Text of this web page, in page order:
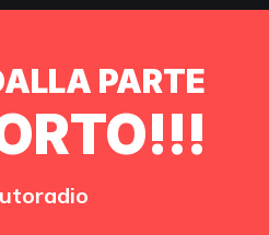
PARTE